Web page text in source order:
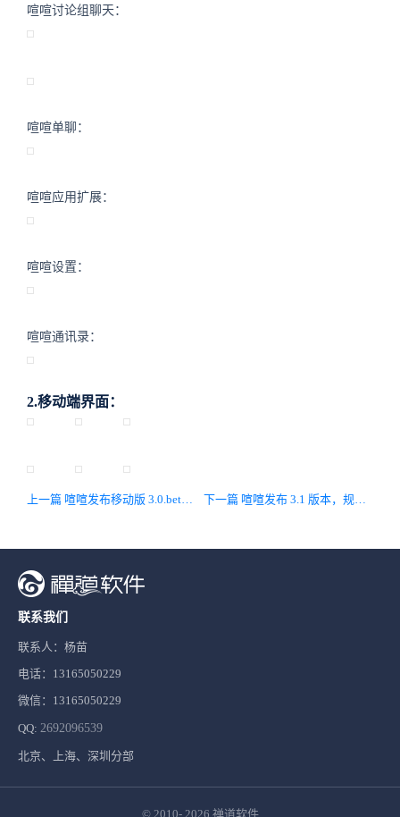
喧喧讨论组聊天：
喧喧单聊：
喧喧应用扩展：
喧喧设置：
喧喧通讯录：
2.移动端界面：
上一篇 喧喧发布移动版 3.0.beta4 版本，优化交互体验，修复已知问题 下一篇 喧喧发布 3.1 版本，规范接口管理，增加服务端 SDK
联系我们
联系人：杨苗
电话：13165050229
微信：13165050229
QQ: 2692096539
北京、上海、深圳分部
© 2010- 2026 禅道软件